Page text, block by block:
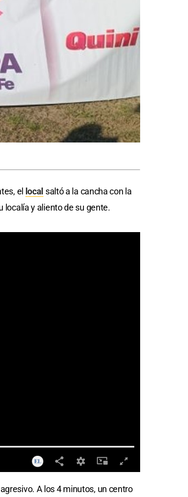
el local saltó a la cancha con la
localía y aliento de su gente.
A los 4 minutos, un centro